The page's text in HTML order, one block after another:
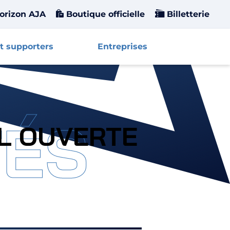
AJA Boutique officielle Billetterie
supporters Entreprises
OUVERTE